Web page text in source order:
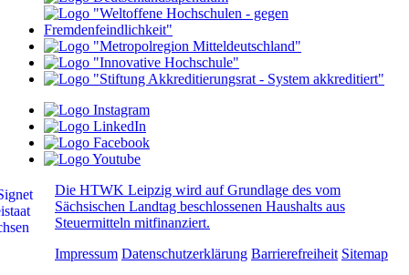
Die HTWK Leipzig wird auf Grundlage des vom
Sächsischen Landtag beschlossenen Haushalts aus
Steuermitteln mitfinanziert.
Impressum Datenschutzerklärung Barrierefreiheit Sitemap